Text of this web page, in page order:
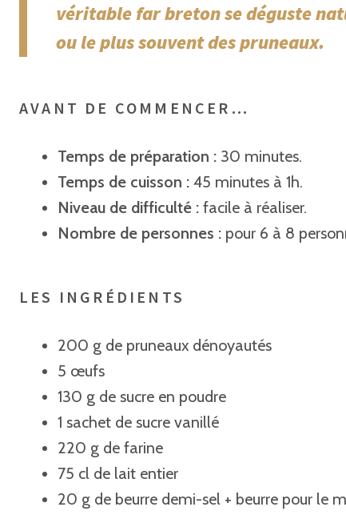
véritable far breton se déguste
ou le plus souvent des pruneaux.
AVANT DE COMMENCER…
Temps de préparation : 30 minutes.
Temps de cuisson : 45 minutes à 1h.
Niveau de difficulté : facile à réaliser.
Nombre de personnes : pour 6 à 8
LES INGRÉDIENTS
200 g de pruneaux dénoyautés
5 œufs
130 g de sucre en poudre
1 sachet de sucre vanillé
220 g de farine
75 cl de lait entier
20 g de beurre demi-sel + beurre pour le